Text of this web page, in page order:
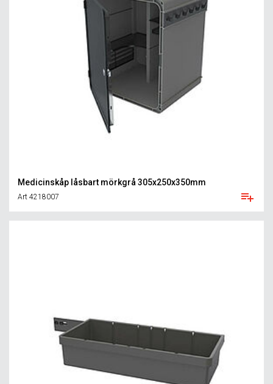
Medicinskåp låsbart mörkgrå 305x250x350mm
Art 4218007